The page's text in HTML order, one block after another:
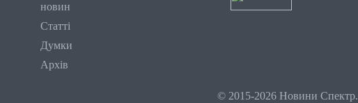
новин
Статті
Думки
Архів
© 2015-2026 Новини Спектр.